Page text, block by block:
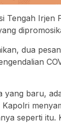
Tengah Irjen
dua
yang baru,
seperti